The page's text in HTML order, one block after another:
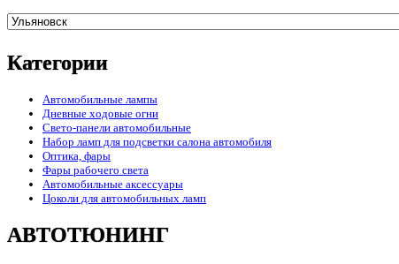
Категории
Автомобильные лампы
Дневные ходовые огни
Свето-панели автомобильные
Набор ламп для подсветки салона автомобиля
Оптика, фары
Фары рабочего света
Автомобильные аксессуары
Цоколи для автомобильных ламп
АВТОТЮНИНГ